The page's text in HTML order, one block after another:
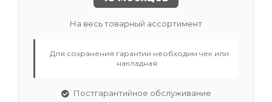
На весь товарный ассортимент
Для сохранения гарантии необходим чек или
накладная
Постгарантийное обслуживание